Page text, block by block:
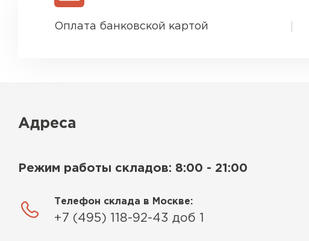
Оплата банковской картой
Адреса
Режим работы складов: 8:00 - 21:00
Телефон склада в Москве:
+7 (495) 118-92-43 доб 1